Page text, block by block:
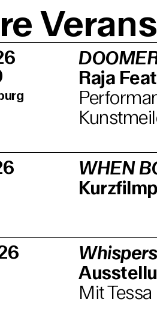
Raja
WHEN
Whispers
Mit